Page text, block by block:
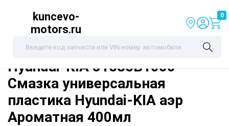
kuncevo-
motors.ru
0
Hyundai-KIA81635B1000
Смазка универсальная
пластика Hyundai-KIA аэр
Ароматная 400мл